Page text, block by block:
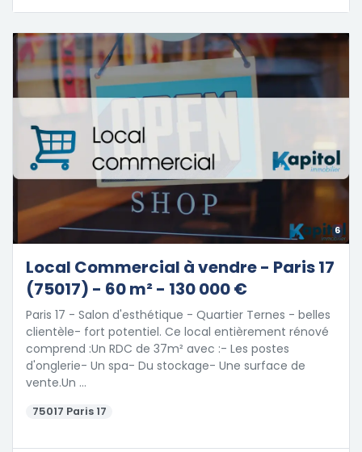
6
Local Commercial à vendre - Paris 17
(75017) - 60 m² - 130 000 €
Paris 17 - Salon d'esthétique - Quartier Ternes - belles
clientèle- fort potentiel. Ce local entièrement rénové
comprend :Un RDC de 37m² avec :- Les postes
d'onglerie- Un spa- Du stockage- Une surface de
vente.Un …
75017 Paris 17